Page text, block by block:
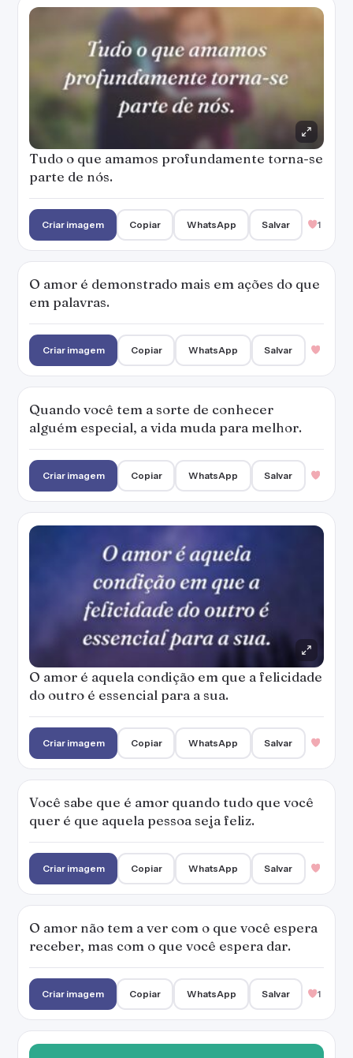
Tudo o que amamos profundamente torna-se
parte de nós.
Criar imagem Copiar WhatsApp Salvar 1
O amor é demonstrado mais em ações do que
em palavras.
Criar imagem Copiar WhatsApp Salvar
Quando você tem a sorte de conhecer
alguém especial, a vida muda para melhor.
Criar imagem Copiar WhatsApp Salvar
O amor é aquela condição em que a felicidade
do outro é essencial para a sua.
Criar imagem Copiar WhatsApp Salvar
Você sabe que é amor quando tudo que você
quer é que aquela pessoa seja feliz.
Criar imagem Copiar WhatsApp Salvar
O amor não tem a ver com o que você espera
receber, mas com o que você espera dar.
Criar imagem Copiar WhatsApp Salvar 1